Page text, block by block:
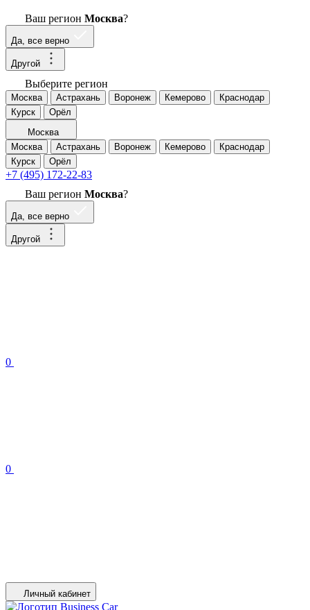
Ваш регион Москва?
Да, все верно
Другой
Выберите регион
Москва Астрахань Воронеж Кемерово
Краснодар
Курск
Орёл
Москва
Москва
Астрахань Воронеж Кемерово
Краснодар
Курск
Орёл
+7 (495) 172-22-83
Ваш регион Москва?
Да, все верно
Другой
0
0
Личный кабинет